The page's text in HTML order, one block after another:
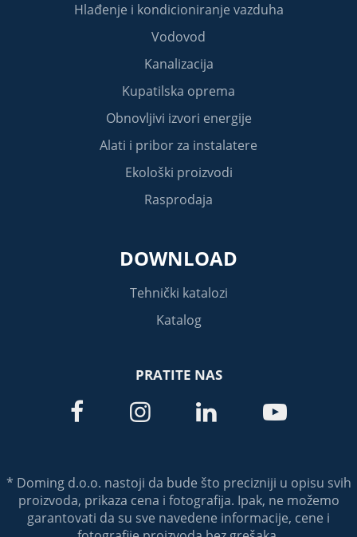
Hlađenje i kondicioniranje vazduha
Vodovod
Kanalizacija
Kupatilska oprema
Obnovljivi izvori energije
Alati i pribor za instalatere
Ekološki proizvodi
Rasprodaja
DOWNLOAD
Tehnički katalozi
Katalog
PRATITE NAS
   
* Doming d.o.o. nastoji da bude što precizniji u opisu svih
proizvoda, prikaza cena i fotografija. Ipak, ne možemo
garantovati da su sve navedene informacije, cene i